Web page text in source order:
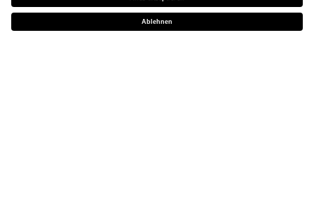
UNTERNEHMENS­INFORMATION